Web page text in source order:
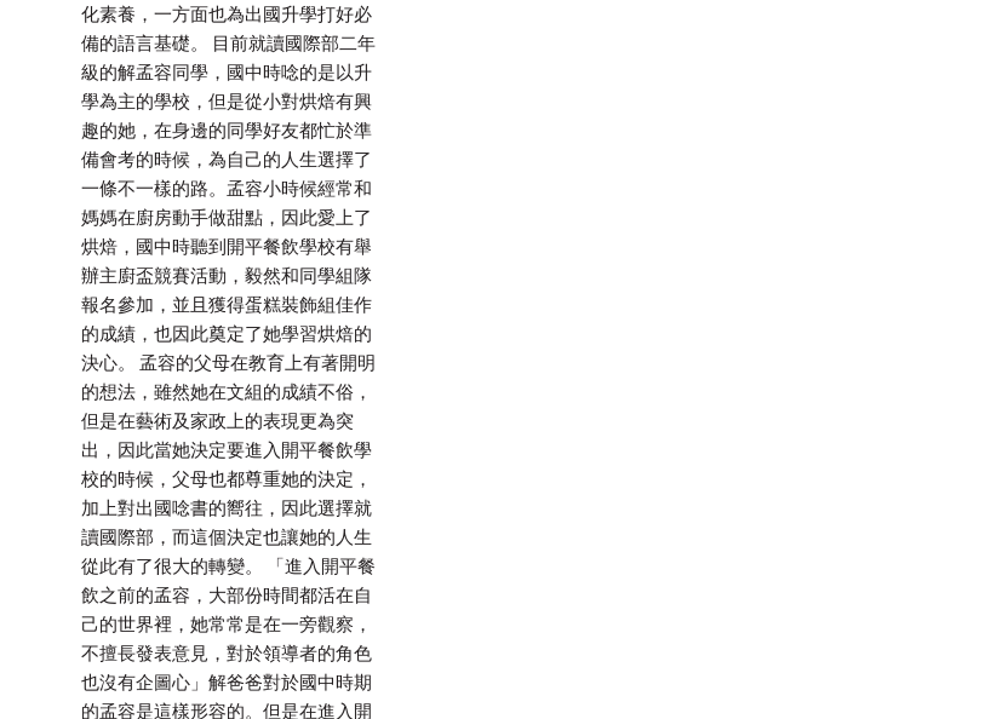
化素養，一方面也為出國升學打好必
備的語言基礎。 目前就讀國際部二年
級的解孟容同學，國中時唸的是以升
學為主的學校，但是從小對烘焙有興
趣的她，在身邊的同學好友都忙於準
備會考的時候，為自己的人生選擇了
一條不一樣的路。孟容小時候經常和
媽媽在廚房動手做甜點，因此愛上了
烘焙，國中時聽到開平餐飲學校有舉
辦主廚盃競賽活動，毅然和同學組隊
報名參加，並且獲得蛋糕裝飾組佳作
的成績，也因此奠定了她學習烘焙的
決心。 孟容的父母在教育上有著開明
的想法，雖然她在文組的成績不俗，
但是在藝術及家政上的表現更為突
出，因此當她決定要進入開平餐飲學
校的時候，父母也都尊重她的決定，
加上對出國唸書的嚮往，因此選擇就
讀國際部，而這個決定也讓她的人生
從此有了很大的轉變。 「進入開平餐
飲之前的孟容，大部份時間都活在自
己的世界裡，她常常是在一旁觀察，
不擅長發表意見，對於領導者的角色
也沒有企圖心」解爸爸對於國中時期
的孟容是這樣形容的。但是在進入開